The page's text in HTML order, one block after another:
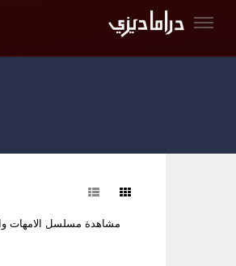
مشاهدة مسلسل الامهات